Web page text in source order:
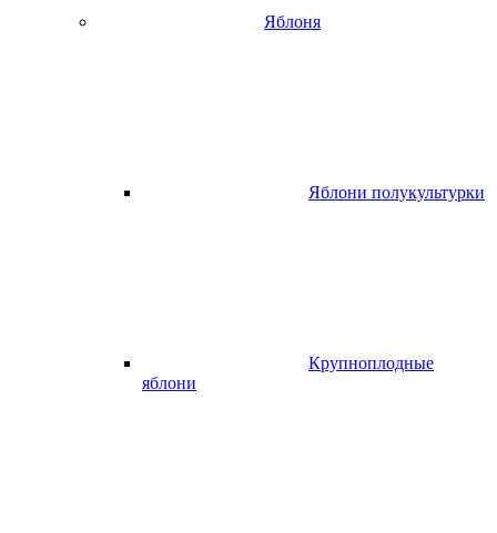
Яблоня
Яблони полукультурки
Крупноплодные
яблони